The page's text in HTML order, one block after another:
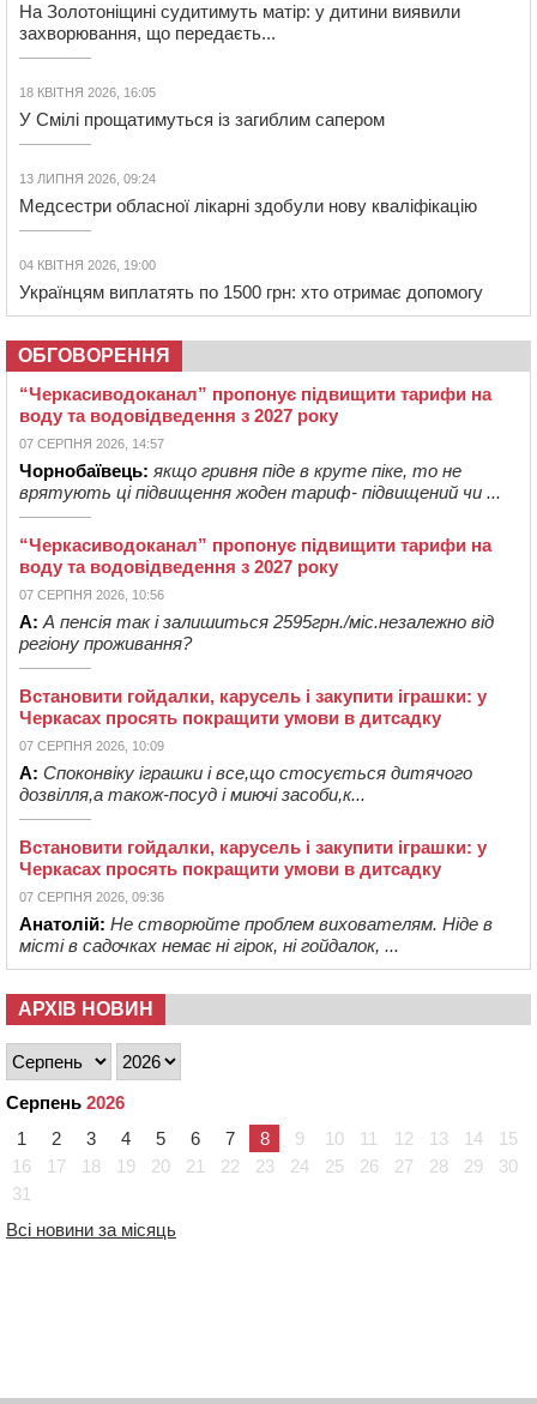
На Золотоніщині судитимуть матір: у дитини виявили
захворювання, що передаєть...
18 КВІТНЯ 2026, 16:05
У Смілі прощатимуться із загиблим сапером
13 ЛИПНЯ 2026, 09:24
Медсестри обласної лікарні здобули нову кваліфікацію
04 КВІТНЯ 2026, 19:00
Українцям виплатять по 1500 грн: хто отримає допомогу
ОБГОВОРЕННЯ
“Черкасиводоканал” пропонує підвищити тарифи на
воду та водовідведення з 2027 року
07 СЕРПНЯ 2026, 14:57
Чорнобаївець: якщо гривня піде в круте піке, то не
врятують ці підвищення жоден тариф- підвищений чи ...
“Черкасиводоканал” пропонує підвищити тарифи на
воду та водовідведення з 2027 року
07 СЕРПНЯ 2026, 10:56
А: А пенсія так і залишиться 2595грн./міс.незалежно від
регіону проживання?
Встановити гойдалки, карусель і закупити іграшки: у
Черкасах просять покращити умови в дитсадку
07 СЕРПНЯ 2026, 10:09
А: Споконвіку іграшки і все,що стосується дитячого
дозвілля,а також-посуд і миючі засоби,к...
Встановити гойдалки, карусель і закупити іграшки: у
Черкасах просять покращити умови в дитсадку
07 СЕРПНЯ 2026, 09:36
Анатолій: Не створюйте проблем вихователям. Ніде в
місті в садочках немає ні гірок, ні гойдалок, ...
АРХІВ НОВИН
Серпень 2026
1
2 3 4 5 6 7 8 9 10 11 12 13 14
15
16
17 18 19 20 21 22 23 24 25 26 27 28 29
30
31
Всі новини за місяць